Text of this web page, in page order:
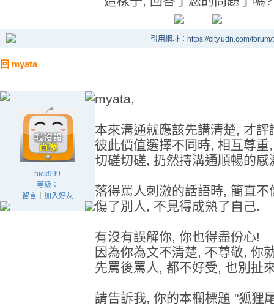
引用網址：https://city.udn.com/
回 myata
nick999
等級：
留言｜ 加入好友
myata,
本來溝通就應該先講清楚, 才評
彼此價值選擇不同時, 相互尊重
切磋切磋, 扔然持溝通順暢的感
落得罵人刺激的話語時, 簡直不
傷了別人, 不見得成熟了自己.
有沒有誤解你, 你也得盡份心!
因為你為文不清楚, 不尊敬, 你
先罵後罵人, 都不好受, 也別扯
請告訴我, 你的本欄標題 "狐狸